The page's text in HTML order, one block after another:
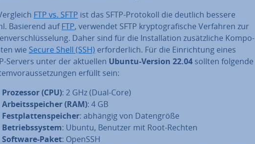
FTP vs. SFTP ist das SFTP-Protokoll die deutlich bessere
Basierend aufFTP, verwendet SFTP kryp­to­gra­fi­sche Verfahren zur
Daher sind für die In­stal­la­ti­on zu­sätz­li­che Kom­po­
wie Secure Shell (SSH) er­for­der­lich. Für die Ein­rich­tung eines
Servers unter der aktuellen Ubuntu-Version 22.04 sollten folgende
erfüllt sein:
Prozessor (CPU): 2 GHz (Dual-Core)
Ar­beits­spei­cher (RAM): 4 GB
Fest­plat­ten­spei­cher: abhängig von Da­ten­grö­ße
Be­triebs­sys­tem: Ubuntu, Benutzer mit Root-Rechten
Software-Paket: OpenSSH